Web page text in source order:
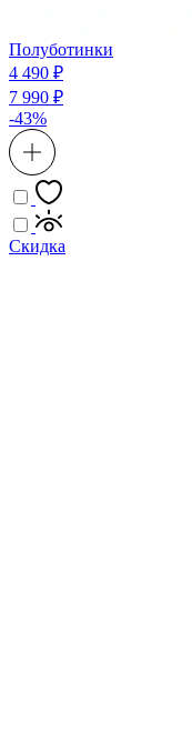
Полуботинки
4 490 ₽
7 990 ₽
-43%
Скидка